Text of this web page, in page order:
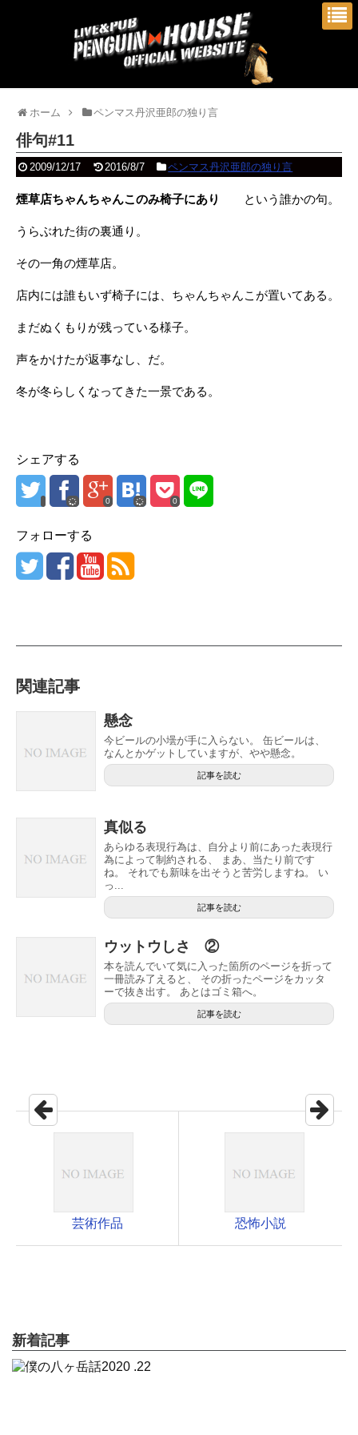
ホーム ペンマス丹沢亜郎の独り言
俳句#11
2009/12/17 2016/8/7 ペンマス丹沢亜郎の独り言
煙草店ちゃんちゃんこのみ椅子にあり という誰かの句。
うらぶれた街の裏通り。
その一角の煙草店。
店内には誰もいず椅子には、ちゃんちゃんこが置いてある。
まだぬくもりが残っている様子。
声をかけたが返事なし、だ。
冬が冬らしくなってきた一景である。
シェアする
0 0
フォローする
関連記事
懸念
今ビールの小壜が手に入らない。 缶ビールは、
なんとかゲットしていますが、やや懸念。
記事を読む
真似る
あらゆる表現行為は、自分より前にあった表現行
為によって制約される、 まあ、当たり前です
ね。 それでも新味を出そうと苦労しますね。 い
っ...
記事を読む
ウットウしさ ②
本を読んでいて気に入った箇所のページを折って
一冊読み了えると、 その折ったページをカッタ
ーで抜き出す。 あとはゴミ箱へ。
記事を読む
芸術作品 恐怖小説
新着記事